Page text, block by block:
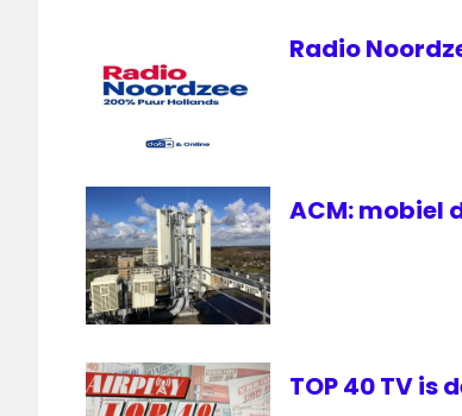
Radio
ACM: mobiel
TOP 40 TV is